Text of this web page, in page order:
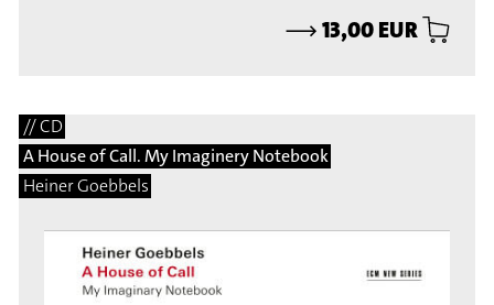
⟶13,00 EUR
// CD
A House of Call. My Imaginery Notebook
Heiner Goebbels